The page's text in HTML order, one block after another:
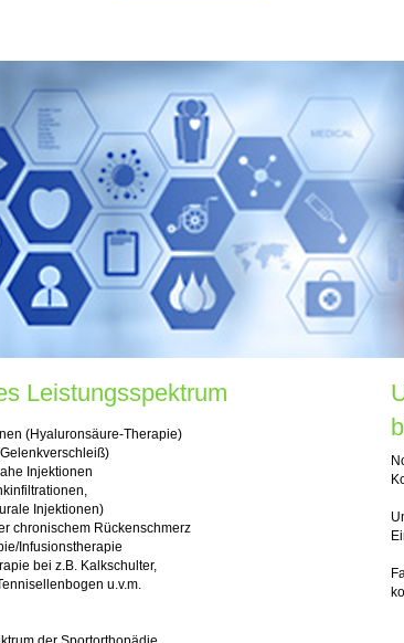
Leistungsspektrum
(Hyaluronsäure-Therapie)
Injektionen
Injektionen)
chronischem Rückenschmerz
Infusionstherapie
bei z.B. Kalkschulter,
u.v.m.